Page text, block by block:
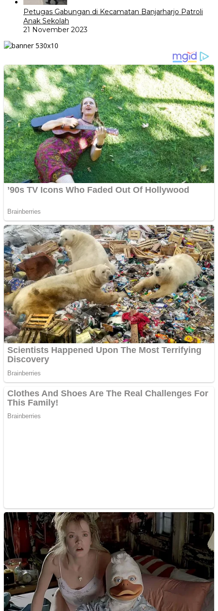
Petugas Gabungan di Kecamatan Banjarharjo Patroli
Anak Sekolah
21 November 2023